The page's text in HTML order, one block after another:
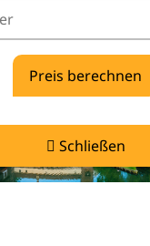
Schließen
& günstig tanken